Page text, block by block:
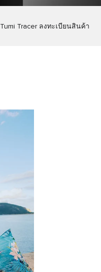
Tumi Tracer ลงทะเบียนสินค้า